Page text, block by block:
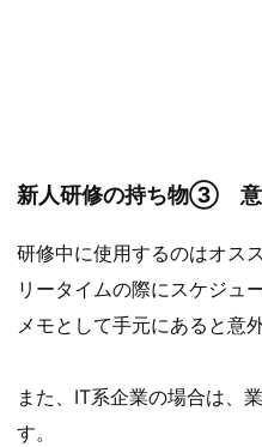
新人研修の持ち物③ 意
研修中に使用するのはオス
リータイムの際にスケジュ
メモとして手元にあると意
また、IT系企業の場合は、
す。